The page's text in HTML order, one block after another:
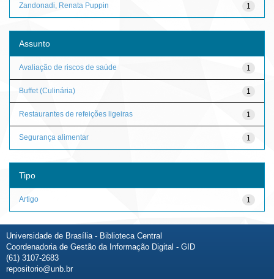
1
Zandonadi, Renata Puppin
Assunto
1
Avaliação de riscos de saúde
1
Buffet (Culinária)
1
Restaurantes de refeições ligeiras
1
Segurança alimentar
Tipo
1
Artigo
Universidade de Brasília - Biblioteca Central
Coordenadoria de Gestão da Informação Digital - GID
(61) 3107-2683
repositorio@unb.br